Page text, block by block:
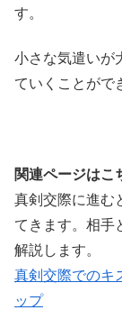
す。
小さな気遣いが
ていくことがで
関連ページはこ
真剣交際に進む
てきます。相手
解説します。
真剣交際でのキ
ップ